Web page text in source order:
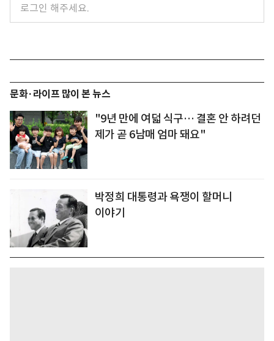
문화·라이프 많이 본 뉴스
"9년 만에 여덟 식구… 결혼 안 하려던
제가 곧 6남매 엄마 돼요"
박정희 대통령과 욕쟁이 할머니
이야기